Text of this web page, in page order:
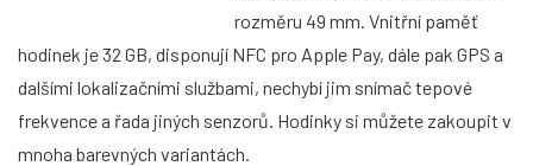
rozměru 49 mm. Vnitřní paměť
hodinek je 32 GB, disponují NFC pro Apple Pay, dále pak GPS a
dalšími lokalizačními službami, nechybí jim snímač tepové
frekvence a řada jiných senzorů. Hodinky si můžete zakoupit v
mnoha barevných variantách.